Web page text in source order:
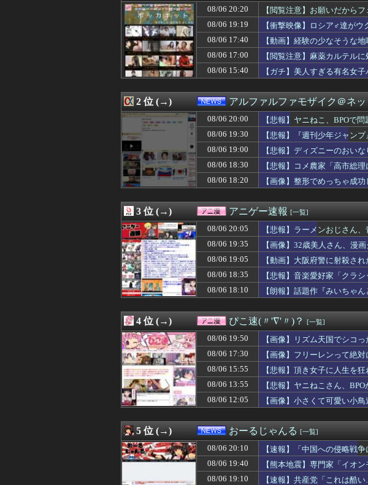
08/06 20:05
【悲報】ラーメンおじさん、青く変色した
08/06 20:05
【動画】中国女さん、日本の警察官をケ
08/06 20:05
ビジュアル系四天王「SHAZNA、MALICE
08/06 20:05
【画像】パン線透けまくってるOLさんの
08/06 20:05
【画像】早朝カビキラーばらまきおばさ
08/06 20:05
【画像】本田紗来さん、とうとうお姉ち
08/06 20:02
【海外】BABYMETAL（9回）はサマーソ
08/06 20:01
今四半期のAMDの収益のうち、ゲーム事
08/06 20:01
【速報】専門家「イオンモール熊本の爆
08/06 20:01
【8月LOH】こんな挙動するスティル作り
08/06 20:01
Google、Geminiが大赤字、史上初のマイ
08/06 20:00
【ラブライブ！】今週のハマタ歌謡祭に
08/06 20:00
【悲報】Z「なんでセルフレジなのに自分
08/06 20:00
【衝撃】中国製ルーター20機種にバック
08/06 20:00
春香「本当にあった話なんですけど……」
08/06 20:00
【衝撃】「え、これカバー曲だったの！
08/06 20:00
ジャンプストアで大量注文→キャンセル
08/06 20:00
冷やし中華と冷麺一緒にするやつなんなん？
08/06 20:00
【悲報】ヤニねこ、BPOで問題視される
08/06 20:00
【動画】野菜売りのおじさんにドローン
08/06 20:00
すかいらーくが消費減税に向け新戦略 テ
08/06 20:00
【グラブル】ぐらぶるっ！3150話 たぬき
08/06 20:00
井上清華アナ 「朗読劇」ヴィジュアル撮
08/06 20:00
【名探偵プリキュア】1QのIP売上は15億
08/06 20:00
Ｗ杯計画頓挫のＦＩＦＡ会長、トランプ政
08/06 20:00
【！？】めっちゃカメレオンさん、パク
08/06 20:00
「強いおっさんキャラ（年齢40～50代）
08/06 20:00
小川彩の『アレ』、太ももが素晴らしすぎ
08/06 20:00
【速報】れいわ新選組、「いのちの党」に
08/06 20:00
【限界】彼の浮気相手と「関わりたくない
08/06 20:00
海外「怒鳴るのやめてと言ったら、そっ
08/06 20:00
『真・女神転生』そういや何が女神で転生
08/06 20:00
韓国人「KOSPI史上最高値更新！SKハイ
08/06 20:00
【衝撃】韓国人「日本のゲーセン、女の
08/06 20:00
高市「永住許可が出たら生活保護貰おう
08/06 20:00
古き良きロールプレイングゲームにありが
08/06 19:58
【朗報】サクラミーツ公開収録、市役所の
08/06 19:57
近所のA子さんに「お宅のご主人につきま
NTTから見に覚えのない請求書がきた。
08/06 19:57
障者施設で働いた知識を活かして障者に
08/06 20:20
【閲覧注意】お願いだから
08/06 19:19
【衝撃映像】ロシア♂達が
08/06 17:40
【動画】経験の少なそうな
08/06 17:00
【閲覧注意】麻薬カルテル
08/06 15:40
【ガチ】美人すぎる有名女
2 位 (→) アルファルファモザイク＠ネ
08/06 20:00
【悲報】ヤニねこ、BPOで
08/06 19:30
【悲報】『週刊少年ジャン
08/06 19:00
【悲報】ディズニーのおい
08/06 18:30
【悲報】コメ農家「高市総
家も
08/06 18:20 【画像】整形でめっちゃ成
3 位 (→) アニゲー速報 [一覧]
08/06 20:05
【悲報】ラーメンおじさん
08/06 19:35
【画像】32歳美人さん、漫
08/06 19:05
【動画】大阪府警に射殺さ
08/06 18:35
【悲報】音楽愛好家「クラ
イラする」
08/06 18:10 【朗報】話題作『みいちゃ
4 位 (→) ぴこ速(〃'∇'〃)？ [一覧]
08/06 19:50
【画像】リズム天国でシコ
08/06 17:30
【画像】フリーレンって絶
08/06 15:55
【悲報】頂き女子に人生を
08/06 13:55
【悲報】ヤニねこさん、
08/06 12:05
【画像】小さくて可愛い小
5 位 (→) おーるじゃんる [一覧]
08/06 20:10
【速報】「中国への侵略戦
08/06 19:40
【熊本地震】専門家「イオ
08/06 19:10
【速報】共産党「これは酷